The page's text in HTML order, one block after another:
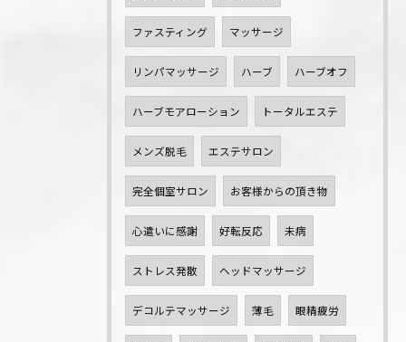
ファスティング マッサージ
リンパマッサージ ハーブ ハーブオフ
ハーブモアローション トータルエステ
メンズ脱毛 エステサロン
完全個室サロン お客様からの頂き物
心遣いに感謝 好転反応 未病
ストレス発散 ヘッドマッサージ
デコルテマッサージ 薄毛 眼精疲労